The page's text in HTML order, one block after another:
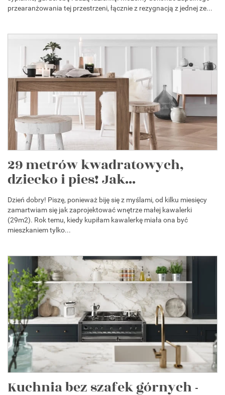
przearanżowania tej przestrzeni, łącznie z rezygnacją z jednej ze...
29 metrów kwadratowych,
dziecko i pies! Jak...
Dzień dobry! Piszę, ponieważ biję się z myślami, od kilku miesięcy
zamartwiam się jak zaprojektować wnętrze małej kawalerki
(29m2). Rok temu, kiedy kupiłam kawalerkę miała ona być
mieszkaniem tylko...
Kuchnia bez szafek górnych -